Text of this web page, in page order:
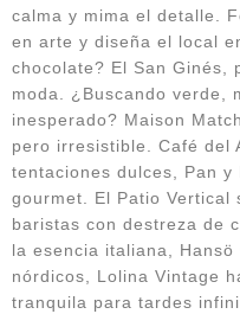
calma y mima el detalle.
en arte y diseña el local
chocolate? El San Ginés,
moda. ¿Buscando verde,
inesperado? Maison
pero irresistible. Café del
tentaciones dulces, Pan
gourmet. El Patio Vertical
baristas con destreza de
la esencia italiana,
nórdicos, Lolina Vintage
tranquila para tardes